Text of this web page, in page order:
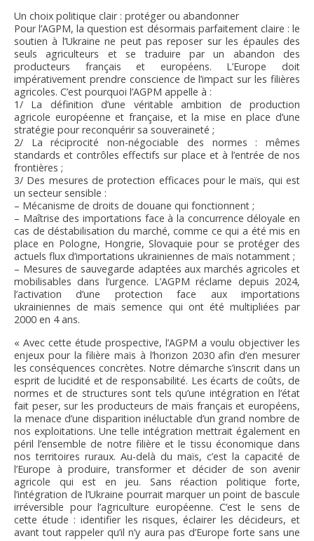
Un choix politique clair : protéger ou abandonner
Pour l’AGPM, la question est désormais parfaitement claire : le
soutien à l’Ukraine ne peut pas reposer sur les épaules des
seuls agriculteurs et se traduire par un abandon des
producteurs français et européens. L’Europe doit
impérativement prendre conscience de l’impact sur les filières
agricoles. C’est pourquoi l’AGPM appelle à :
1/ La définition d’une véritable ambition de production
agricole européenne et française, et la mise en place d’une
stratégie pour reconquérir sa souveraineté ;
2/ La réciprocité non-négociable des normes : mêmes
standards et contrôles effectifs sur place et à l’entrée de nos
frontières ;
3/ Des mesures de protection efficaces pour le maïs, qui est
un secteur sensible :
– Mécanisme de droits de douane qui fonctionnent ;
– Maîtrise des importations face à la concurrence déloyale en
cas de déstabilisation du marché, comme ce qui a été mis en
place en Pologne, Hongrie, Slovaquie pour se protéger des
actuels flux d’importations ukrainiennes de maïs notamment ;
– Mesures de sauvegarde adaptées aux marchés agricoles et
mobilisables dans l’urgence. L’AGPM réclame depuis 2024,
l’activation d’une protection face aux importations
ukrainiennes de maïs semence qui ont été multipliées par
2000 en 4 ans.
« Avec cette étude prospective, l’AGPM a voulu objectiver les
enjeux pour la filière maïs à l’horizon 2030 afin d’en mesurer
les conséquences concrètes. Notre démarche s’inscrit dans un
esprit de lucidité et de responsabilité. Les écarts de coûts, de
normes et de structures sont tels qu’une intégration en l’état
fait peser, sur les producteurs de maïs français et européens,
la menace d’une disparition inéluctable d’un grand nombre de
nos exploitations. Une telle intégration mettrait également en
péril l’ensemble de notre filière et le tissu économique dans
nos territoires ruraux. Au-delà du maïs, c’est la capacité de
l’Europe à produire, transformer et décider de son avenir
agricole qui est en jeu. Sans réaction politique forte,
l’intégration de l’Ukraine pourrait marquer un point de bascule
irréversible pour l’agriculture européenne. C’est le sens de
cette étude : identifier les risques, éclairer les décideurs, et
avant tout rappeler qu’il n’y aura pas d’Europe forte sans une